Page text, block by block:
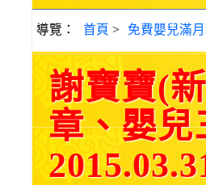
導覽： 首頁 > 免費嬰兒滿
謝寶寶(
章、嬰兒